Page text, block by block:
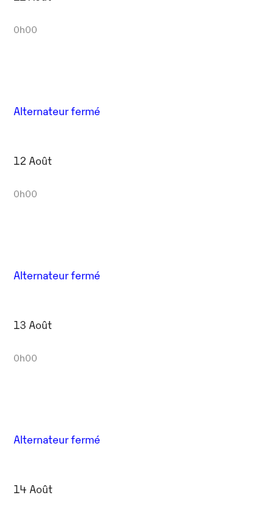
0h00
Alternateur fermé
12 Août
0h00
Alternateur fermé
13 Août
0h00
Alternateur fermé
14 Août